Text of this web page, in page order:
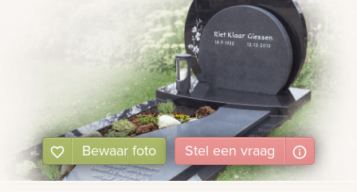
Bewaar foto Stel een vraag